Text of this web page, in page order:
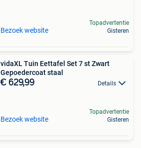
Bezoek website
Topadvertentie
Gisteren
vidaXL Tuin Eettafel Set 7 st Zwart
Gepoedercoat staal
€ 629,99 Details
Bezoek website
Topadvertentie
Gisteren